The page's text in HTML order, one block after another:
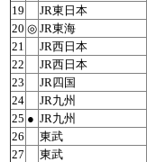
19
JR東日本
20 ◎ JR東海
21
JR西日本
22
JR西日本
23
JR四国
24
JR九州
25 ● JR九州
26
東武
27
東武